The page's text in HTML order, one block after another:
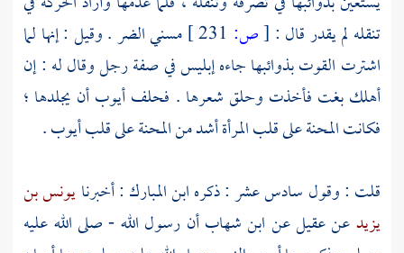
تنقله لم يقدر قال : [ص:
مسني الضر . وقيل : إنها لما
اشترت القوت بذوائبها جاءه إبليس في صفة رجل وقال له : إن
أهلك بغت فأخذت وحلق شعرها . فحلفأيوبأن يجلدها ؛
فكانت المحنة على قلب المرأة أشد من المحنة على قلبأيوب.
قلت : وقول سادس عشر : ذكرهابن المبارك : أخبرنايونس بن
يزيدعنعقيلعن ابن شهابأن رسول الله - صلى الله عليه